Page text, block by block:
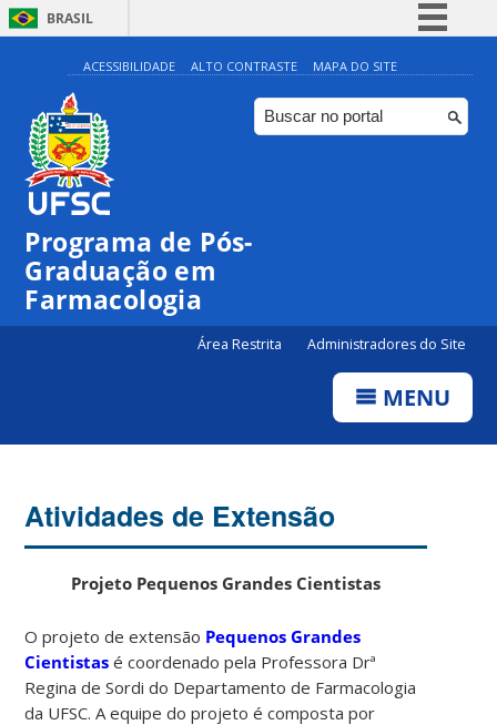
BRASIL
Simplifique!
Comunica BR
Participe
ACESSIBILIDADE ALTO CONTRASTE MAPA DO SITE
Programa de Pós-
Graduação em
Farmacologia
Área Restrita Administradores do Site
MENU
Atividades de Extensão
Projeto Pequenos Grandes Cientistas
O projeto de extensão Pequenos Grandes
Cientistas é coordenado pela Professora Drª
Regina de Sordi do Departamento de Farmacologia
da UFSC. A equipe do projeto é composta por